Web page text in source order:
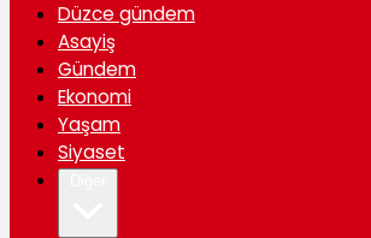
Düzce gündem
Asayiş
Gündem
Ekonomi
Yaşam
Siyaset